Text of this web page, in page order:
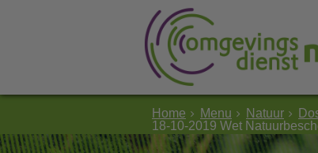
Home Menu Natuur
18-10-2019 Wet